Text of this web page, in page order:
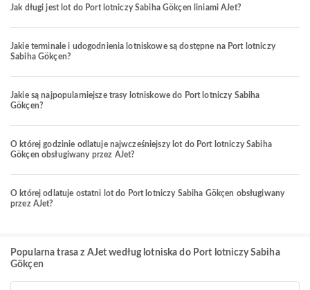
Jak długi jest lot do Port lotniczy Sabiha Gökçen liniami AJet?
Jakie terminale i udogodnienia lotniskowe są dostępne na Port lotniczy
Sabiha Gökçen?
Jakie są najpopularniejsze trasy lotniskowe do Port lotniczy Sabiha
Gökçen?
O której godzinie odlatuje najwcześniejszy lot do Port lotniczy Sabiha
Gökçen obsługiwany przez AJet?
O której odlatuje ostatni lot do Port lotniczy Sabiha Gökçen obsługiwany
przez AJet?
Popularna trasa z AJet według lotniska do Port lotniczy Sabiha
Gökçen